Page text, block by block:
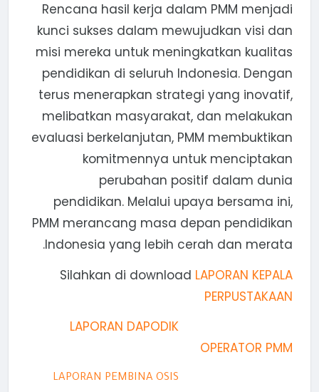
Rencana hasil kerja dalam PMM menjadi
kunci sukses dalam mewujudkan visi dan
misi mereka untuk meningkatkan kualitas
pendidikan di seluruh Indonesia. Dengan
terus menerapkan strategi yang inovatif,
melibatkan masyarakat, dan melakukan
evaluasi berkelanjutan, PMM membuktikan
komitmennya untuk menciptakan
perubahan positif dalam dunia
pendidikan. Melalui upaya bersama ini,
PMM merancang masa depan pendidikan
Indonesia yang lebih cerah dan merata.
Silahkan di download LAPORAN KEPALA
PERPUSTAKAAN
LAPORAN DAPODIK
OPERATOR PMM
LAPORAN PEMBINA OSIS